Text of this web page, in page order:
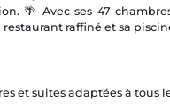
🌴 Avec ses 47
restaurant raffiné et sa
et suites adaptées à tous